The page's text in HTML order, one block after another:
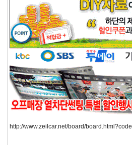
http://www.zeilcar.net/board/